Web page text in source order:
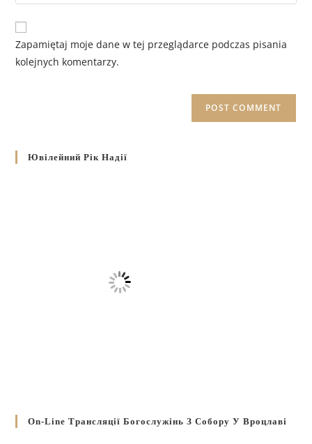
Zapamiętaj moje dane w tej przeglądarce podczas pisania
kolejnych komentarzy.
Ювілейний Рік Надії
On-Line Трансляції Богослужінь З Собору У Вроцлаві